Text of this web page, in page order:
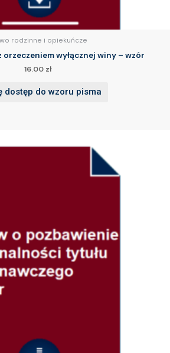
rodzinne i opiekuńcze
orzeczeniem wyłącznej winy – wzór
16.00 zł
dostęp do wzoru pisma